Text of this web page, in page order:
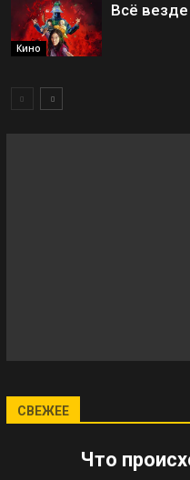
Кино
Всё
СВЕЖЕЕ
Что